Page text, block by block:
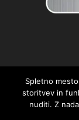
Spletno
storitvev in
nuditi. Z